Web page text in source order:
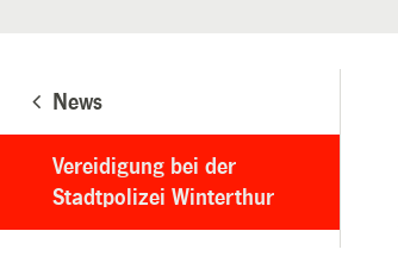
News
Vereidigung bei der
Stadtpolizei Winterthur